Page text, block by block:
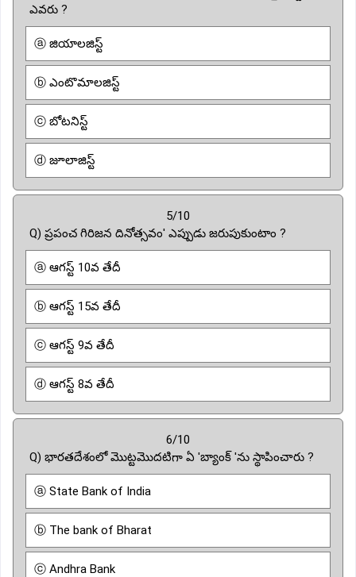
ఎవరు ?
ⓐ జియాలజిస్ట్
ⓑ ఎంటొమాలజిస్ట్
ⓒ బోటనిస్ట్
ⓓ జూలాజిస్ట్
5/10
Q) ప్రపంచ గిరిజన దినోత్సవం' ఎప్పుడు జరుపుకుంటాం ?
ⓐ ఆగస్ట్ 10వ తేదీ
ⓑ ఆగస్ట్ 15వ తేదీ
ⓒ ఆగస్ట్ 9వ తేదీ
ⓓ ఆగస్ట్ 8వ తేదీ
6/10
Q) భారతదేశంలో మొట్టమొదటిగా ఏ 'బ్యాంక్ 'ను స్థాపించారు ?
ⓐ State Bank of India
ⓑ The bank of Bharat
ⓒ Andhra Bank